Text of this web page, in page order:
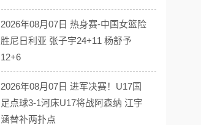
2026年08月07日 热身赛-中国女篮险
胜尼日利亚 张子宇24+11 杨舒予
12+6
2026年08月07日 进军决赛！U17国
足点球3-1河床U17将战阿森纳 江宇
涵替补两扑点